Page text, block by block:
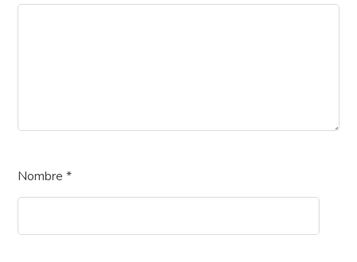
Nombre*